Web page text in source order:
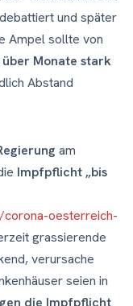
und später
Ampel sollte von
Monate stark
Abstand
am
Impfpflicht „bis
oesterreich-
grassierende
verursache
seien in
die Impfpflicht